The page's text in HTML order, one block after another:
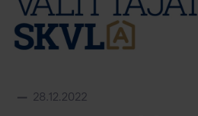
28.12.2022